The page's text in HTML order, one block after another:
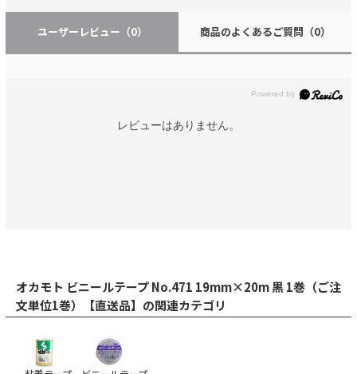
ユーザーレビュー （0） 商品のよくあるご質問 （0）
レビューはありません。
オカモト ビニールテープ No.471 19mm×20m 黒 1巻（ご注
文単位1巻）【直送品】の関連カテゴリ